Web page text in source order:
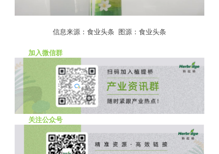
信息来源：食业头条 图源：食业头条
加入微信群
关注公众号